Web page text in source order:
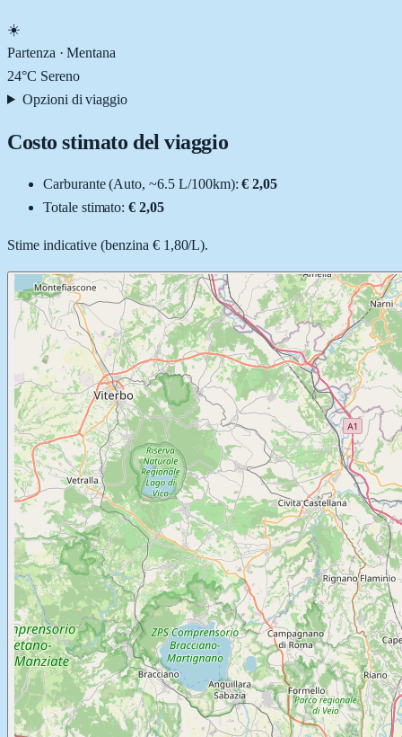
☀️
Partenza ·Mentana
24°C Sereno
Opzioni di viaggio
Costo stimato del viaggio
Carburante (Auto, ~6.5 L/100km): € 2,05
Totale stimato:€ 2,05
Stime indicative (benzina € 1,80/L).